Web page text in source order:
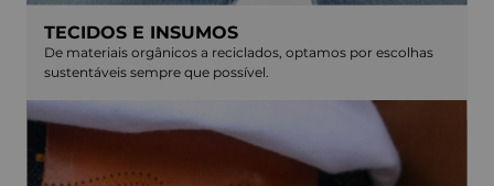
TECIDOS E INSUMOS
De materiais orgânicos a reciclados, optamos por escolhas
sustentáveis sempre que possível.